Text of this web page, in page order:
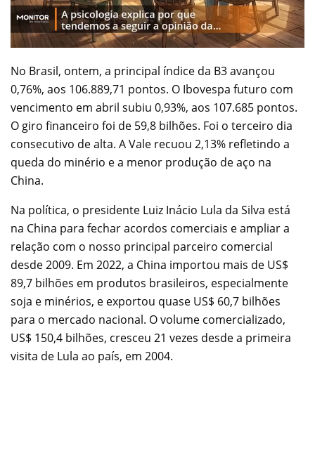
No Brasil, ontem, a principal índice da B3 avançou
0,76%, aos 106.889,71 pontos. O Ibovespa futuro com
vencimento em abril subiu 0,93%, aos 107.685 pontos.
O giro financeiro foi de 59,8 bilhões. Foi o terceiro dia
consecutivo de alta. A Vale recuou 2,13% refletindo a
queda do minério e a menor produção de aço na
China.
Na política, o presidente Luiz Inácio Lula da Silva está
na China para fechar acordos comerciais e ampliar a
relação com o nosso principal parceiro comercial
desde 2009. Em 2022, a China importou mais de US$
89,7 bilhões em produtos brasileiros, especialmente
soja e minérios, e exportou quase US$ 60,7 bilhões
para o mercado nacional. O volume comercializado,
US$ 150,4 bilhões, cresceu 21 vezes desde a primeira
visita de Lula ao país, em 2004.